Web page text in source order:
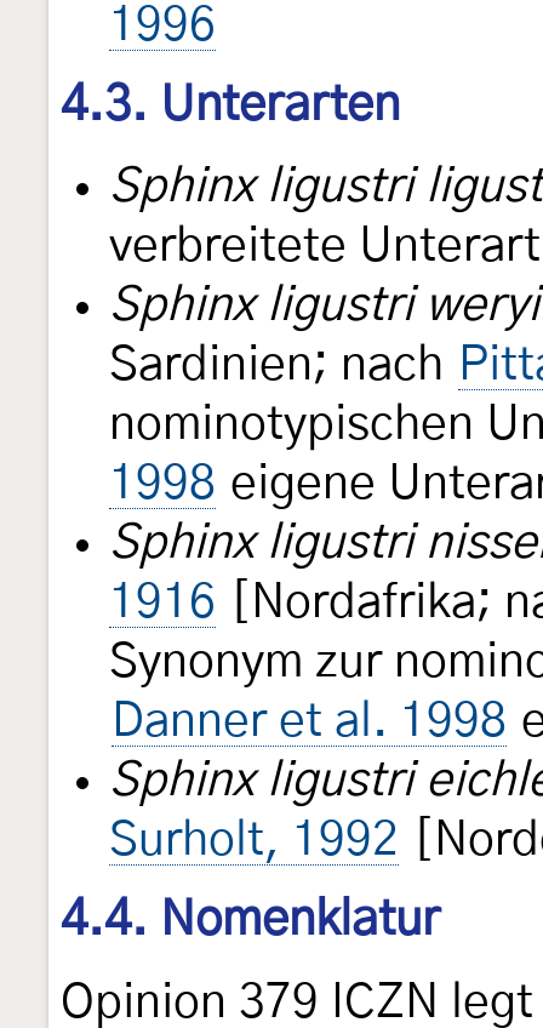
1996
4.3. Unterarten
Sphinx ligustri
verbreitete
Sphinx ligustri weryi
Sardinien; nach
nominotypischen
1998 eigene
Sphinx ligustri
1916
[Nordafrika;
Synonym zur
Danner et al. 1998
Sphinx ligustri
Surholt, 1992
4.4. Nomenklatur
Opinion 379 ICZN